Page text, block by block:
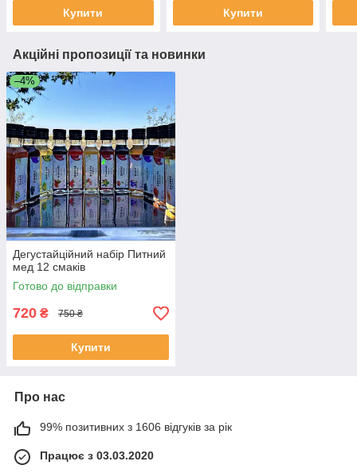
Купити Купити
Акційні пропозиції та новинки
–4%
Дегустайційний набір Питний
мед 12 смаків
Готово до відправки
720 ₴ 750 ₴
Купити
Про нас
99% позитивних з 1606 відгуків за рік
Працює з 03.03.2020